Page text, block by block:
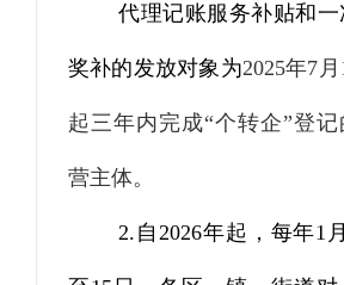
代理记账服务补贴和一
奖补的发放对象为2025年7 月
起三年内完成“个转企”登记
营主体。
2. 自2026年起，每年1 月